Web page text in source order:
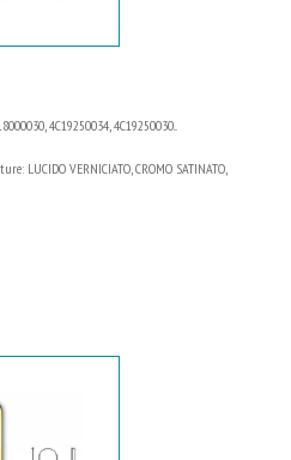
4C19250034, 4C19250030...
LUCIDO VERNICIATO, CROMO SATINATO,